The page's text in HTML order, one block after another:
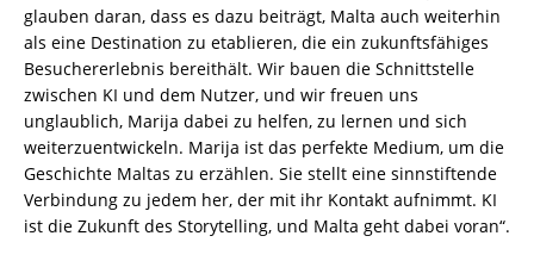
glauben daran, dass es dazu beiträgt, Malta auch weiterhin
als eine Destination zu etablieren, die ein zukunftsfähiges
Besuchererlebnis bereithält. Wir bauen die Schnittstelle
zwischen KI und dem Nutzer, und wir freuen uns
unglaublich, Marija dabei zu helfen, zu lernen und sich
weiterzuentwickeln. Marija ist das perfekte Medium, um die
Geschichte Maltas zu erzählen. Sie stellt eine sinnstiftende
Verbindung zu jedem her, der mit ihr Kontakt aufnimmt. KI
ist die Zukunft des Storytelling, und Malta geht dabei voran“.